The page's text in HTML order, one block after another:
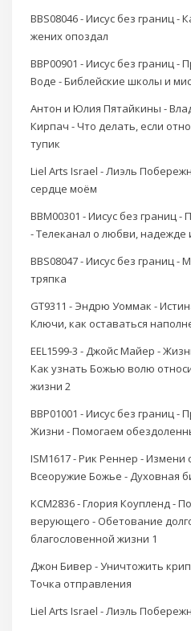
BBS08046 - Иисус без границ -
жених опоздал
BBP00901 - Иисус без границ -
Воде - Библейские школы и
Антон и Юлия Пятайкины -
Кирпач - Что делать, если
тупик
Liel Arts Israel - Лиэль
сердце моём
BBM00301 - Иисус без границ -
- Телеканал о любви, надежде
BBS08047 - Иисус без границ -
тряпка
GT9311 - Эндрю Уоммак -
Ключи, как оставаться
EEL1599-3 - Джойс Майер -
Как узнать Божью волю
жизни 2
BBP01001 - Иисус без границ -
Жизни - Помогаем
ISM1617 - Рик Реннер - Измени
Всеоружие Божье - Духовная
KCM2836 - Глория Коупленд -
верующего - Обетование
благословенной жизни 1
Джон Бивер - Уничтожить
Точка отправления
Liel Arts Israel - Лиэль